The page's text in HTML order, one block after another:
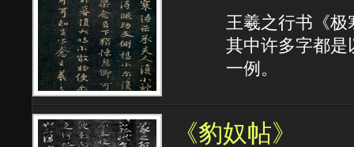
王羲之行书《极
其中许多字都是
一例。
《豹奴帖》